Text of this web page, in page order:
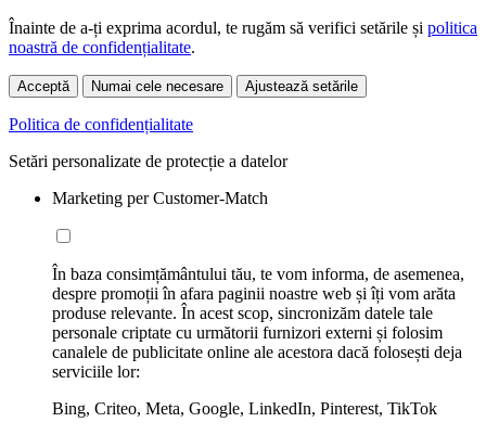
Înainte de a-ți exprima acordul, te rugăm să verifici setările și politica
noastră de confidențialitate.
Acceptă Numai cele necesare Ajustează setările
Politica de confidențialitate
Setări personalizate de protecție a datelor
Marketing per Customer-Match
În baza consimțământului tău, te vom informa, de asemenea,
despre promoții în afara paginii noastre web și îți vom arăta
produse relevante. În acest scop, sincronizăm datele tale
personale criptate cu următorii furnizori externi și folosim
canalele de publicitate online ale acestora dacă folosești deja
serviciile lor:
Bing, Criteo, Meta, Google, LinkedIn, Pinterest, TikTok